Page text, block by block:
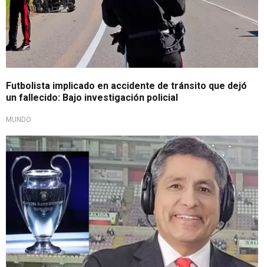
Futbolista implicado en accidente de tránsito que dejó
un fallecido: Bajo investigación policial
MUNDO
Una perlita más